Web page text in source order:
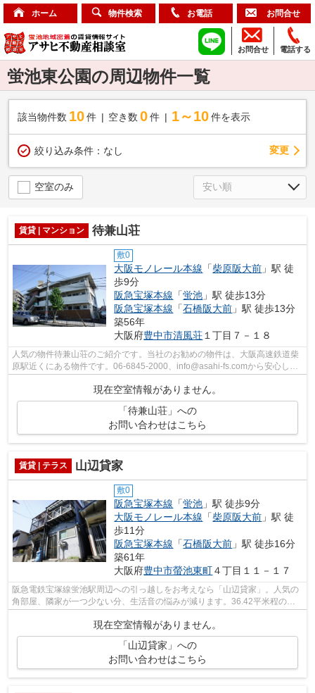
ホーム 物件検索 お電話 お問合せ
電話する
お問合せ
蛍池東公園の周辺物件一覧
該当物件数 10件 空き数 0 件 1～10 件を表示
絞り込み条件： なし 変更
空室のみ
賃貸 | マンション 待兼山荘
敷0
大阪モノレール本線 「柴原阪大前 」駅 徒
歩9分
阪急宝塚本線 「蛍池 」駅 徒歩13分
阪急宝塚本線 「石橋阪大前 」駅 徒歩13分
築56年
大阪府豊中市清風荘 １丁目７－１８
人気の物件待兼山荘のご紹介です。当社のお勧めの物件は、大阪高速鉄道柴
原駅近くにある物件です。06-6845-2000、info@asahi-fs.comから安心して
現在空室情報がありません。
「待兼山荘」への
お問い合わせはこちら
賃貸 | テラス 山辺貸家
敷0
阪急宝塚本線 「蛍池 」駅 徒歩9分
大阪モノレール本線 「柴原阪大前 」駅 徒
歩11分
阪急宝塚本線 「石橋阪大前 」駅 徒歩16分
築61年
大阪府豊中市螢池東町４丁目１１－１７
阪急電鉄宝塚線蛍池駅周辺への引っ越しをお考えなら「山辺貸家」。人気の
角部屋、隣家が一つ少ない分、生活音の悩みが減ります。36.42平米程の専
有面積でスペースも十分。周辺に動物病...
現在空室情報がありません。
「山辺貸家」への
お問い合わせはこちら